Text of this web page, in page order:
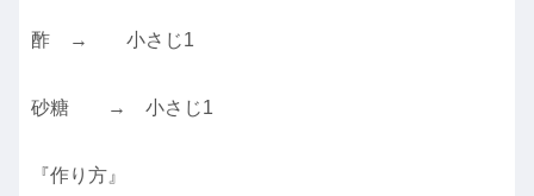
酢 → 小さじ1
砂糖 → 小さじ1
『作り方』